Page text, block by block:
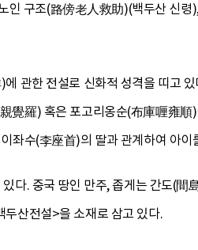
구조(路傍老人救助)(백두산 신
관한 전설로 신화적 성격을 띠고 있
覺羅) 혹은 포고리옹순(布庫喱雍
좌수(李座首)의 딸과 관계하여 아
다. 중국 땅인 만주, 좁게는 간도(
산전설>을 소재로 삼고 있다.